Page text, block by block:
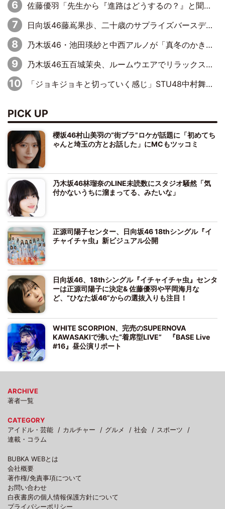
佐藤優羽「先生から『進路はどうするの？』と聞かれて。『実は……』とXのトレンドで1位になっているスマホを見せました」【日向坂46『五期生LIVE』開催記念 五期生“変革”ドキュメンタリー③】
日向坂46藤嶌果歩、二十歳のサプライズバースデーに大喜び「頼られる先輩になれるように努力していきたい」
乃木坂46・池田瑛紗と中西アルノが「真冬のかき氷」騒動で火花散らす！ 因縁の裏にあるのは、逆境をともに“凌”ぐ似た者同士の絆
乃木坂46五百城茉央、ルームウエアでリラックス「今回のグラビアを見て成長を感じていただけるとうれしい」
「ジョキジョキと切っていく感じ」STU48中村舞、新しい挑戦は自らの手で
PICK UP
櫻坂46村山美羽の“街ブラ”ロケが話題に「初めてち
ゃんと埼玉の方とお話した」にMCもツッコミ
乃木坂46林瑠奈のLINE未読数にスタジオ騒然「気
付かないうちに溜まってる、みたいな」
正源司陽子センター、日向坂46 18thシングル『イ
チャイチャ虫』新ビジュアル公開
日向坂46、18thシングル『イチャイチャ虫』センタ
ーは正源司陽子に決定& 佐藤優羽や平岡海月な
ど、“ひなた坂46”からの選抜入りも注目！
WHITE SCORPION、完売のSUPERNOVA
KAWASAKIで沸いた“着席型LIVE” 『BASE Live
#16』昼公演リポート
ARCHIVE
著者一覧
CATEGORY
アイドル・芸能
カルチャー グルメ 社会
スポーツ
連載・コラム
BUBKA WEBとは
会社概要
著作権/免責事項について
お問い合わせ
白夜書房の個人情報保護方針について
プライバシーポリシー